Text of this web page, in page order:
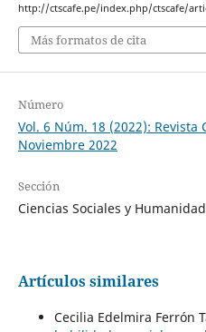
http://ctscafe.pe/index.php/ctscafe/
Más formatos de cita
Número
Vol. 6 Núm. 18 (2022): Revista
Noviembre 2022
Sección
Ciencias Sociales y
Artículos similares
Cecilia Edelmira Ferrón